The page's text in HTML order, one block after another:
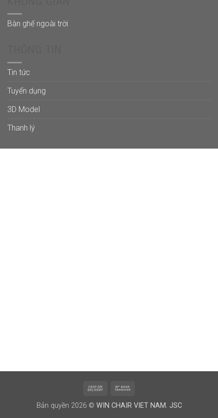
Bàn ghế ngoài trời
Tin tức
Tuyển dụng
3D Model
Thanh lý
Cash
Delivery
Bản quyền 2026 © WIN CHAIR VIET NAM. JSC